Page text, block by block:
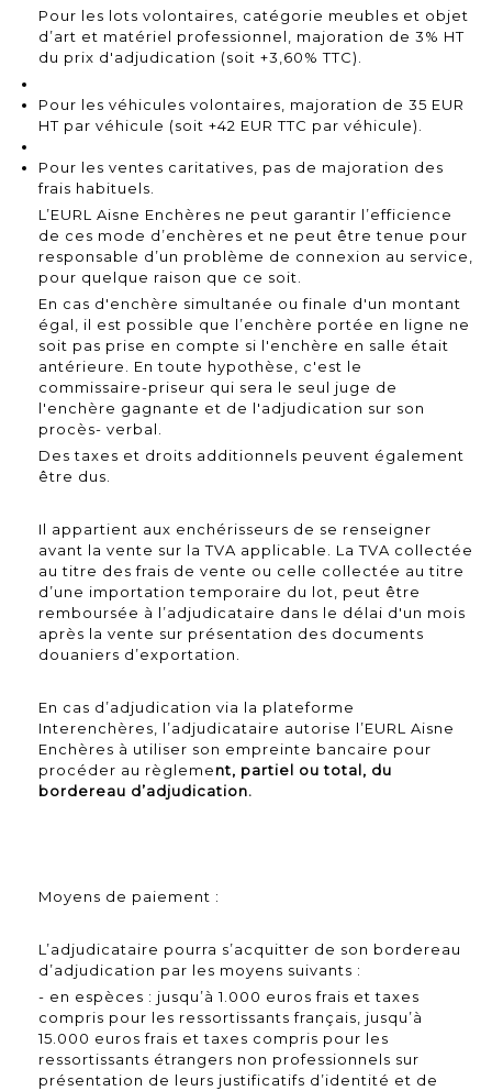
Pour les lots volontaires, catégorie meubles et objet
d’art et matériel professionnel, majoration de 3% HT
du prix d'adjudication (soit +3,60% TTC).
Pour les véhicules volontaires, majoration de 35 EUR
HT par véhicule (soit +42 EUR TTC par véhicule).
Pour les ventes caritatives, pas de majoration des
frais habituels.
L’EURL Aisne Enchères ne peut garantir l’efficience
de ces mode d’enchères et ne peut être tenue pour
responsable d’un problème de connexion au service,
pour quelque raison que ce soit.
En cas d'enchère simultanée ou finale d'un montant
égal, il est possible que l’enchère portée en ligne ne
soit pas prise en compte si l'enchère en salle était
antérieure. En toute hypothèse, c'est le
commissaire-priseur qui sera le seul juge de
l'enchère gagnante et de l'adjudication sur son
procès- verbal.
Des taxes et droits additionnels peuvent également
être dus.
Il appartient aux enchérisseurs de se renseigner
avant la vente sur la TVA applicable. La TVA collectée
au titre des frais de vente ou celle collectée au titre
d’une importation temporaire du lot, peut être
remboursée à l’adjudicataire dans le délai d'un mois
après la vente sur présentation des documents
douaniers d’exportation.
En cas d’adjudication via la plateforme
Interenchères, l’adjudicataire autorise l’EURL Aisne
Enchères à utiliser son empreinte bancaire pour
procéder au règlement, partiel ou total, du
bordereau d’adjudication.
Moyens de paiement :
L’adjudicataire pourra s’acquitter de son bordereau
d’adjudication par les moyens suivants :
- en espèces : jusqu’à 1.000 euros frais et taxes
compris pour les ressortissants français, jusqu’à
15.000 euros frais et taxes compris pour les
ressortissants étrangers non professionnels sur
présentation de leurs justificatifs d’identité et de